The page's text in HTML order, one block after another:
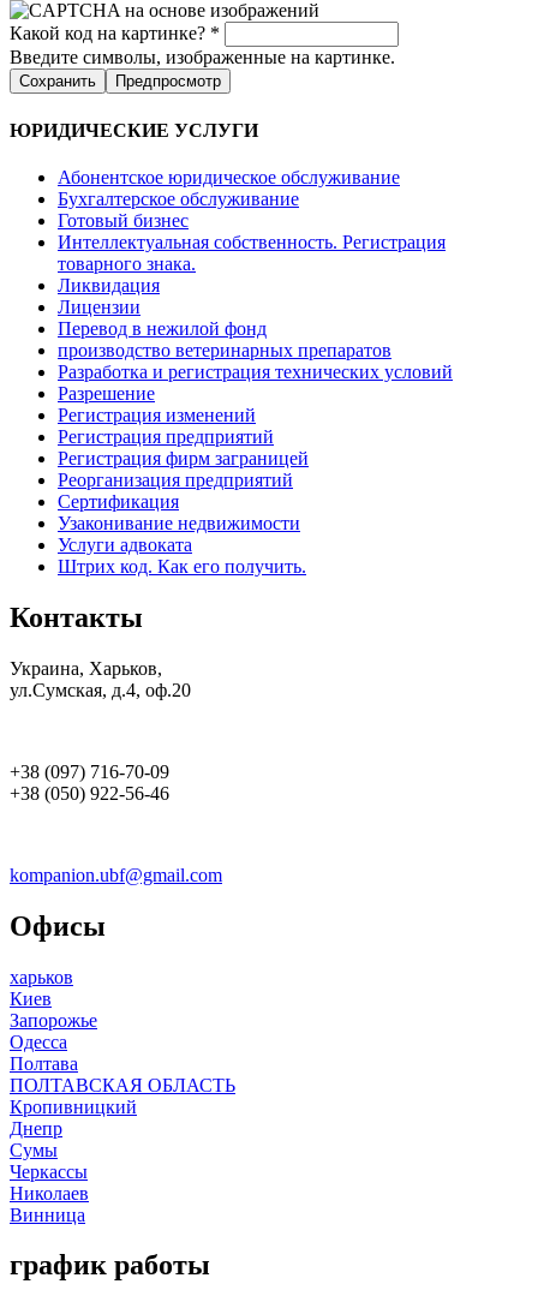
Какой код на картинке? *
Введите символы, изображенные на картинке.
ЮРИДИЧЕСКИЕ УСЛУГИ
Абонентское юридическое обслуживание
Бухгалтерское обслуживание
Готовый бизнес
Интеллектуальная собственность. Регистрация
товарного знака.
Ликвидация
Лицензии
Перевод в нежилой фонд
производство ветеринарных препаратов
Разработка и регистрация технических условий
Разрешение
Регистрация изменений
Регистрация предприятий
Регистрация фирм заграницей
Реорганизация предприятий
Сертификация
Узаконивание недвижимости
Услуги адвоката
Штрих код. Как его получить.
Контакты
Украина, Харьков,
ул.Сумская, д.4, оф.20
+38 (097) 716-70-09
+38 (050) 922-56-46
kompanion.ubf@gmail.com
Офисы
харьков
Киев
Запорожье
Одесса
Полтава
ПОЛТАВСКАЯ ОБЛАСТЬ
Кропивницкий
Днепр
Сумы
Черкассы
Николаев
Винница
график работы